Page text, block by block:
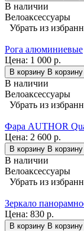
В наличии
Велоаксессуары
Убрать из
Рога алюминиевые
Цена: 1 000 р.
В корзину В корзину
В наличии
Велоаксессуары
Убрать из
Фара AUTHOR
Цена: 2 600 р.
В корзину В корзину
В наличии
Велоаксессуары
Убрать из
Зеркало
Цена: 830 р.
В корзину В корзину